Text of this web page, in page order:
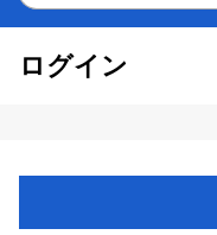
ログイン